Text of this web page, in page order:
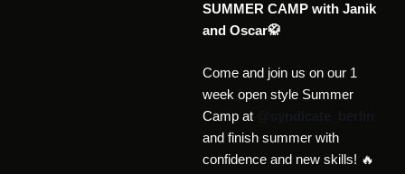
SUMMER CAMP with Janik
and Oscar🥋
Come and join us on our 1
week open style Summer
Camp at
and finish summer with
confidence and new skills! 🔥